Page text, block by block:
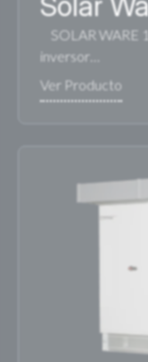
SOLAR WARE
inversor…